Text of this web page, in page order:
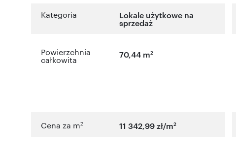
Kategoria Lokale użytkowe na
sprzedaż
Powierzchnia
całkowita
70,44 m2
Cena za m2 11 342,99 zł/m2